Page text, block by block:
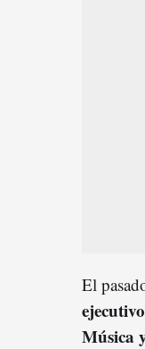
El
ejecutivo
Música